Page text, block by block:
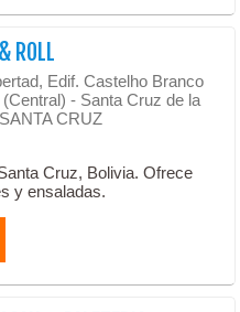
ROLL
Edif. Castelho Branco
(Central) - Santa Cruz de la
CRUZ
Cruz, Bolivia. Ofrece
y ensaladas.